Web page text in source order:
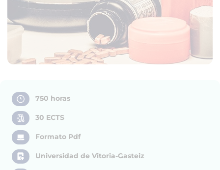
750 horas
30 ECTS
Formato Pdf
Universidad de Vitoria-Gasteiz